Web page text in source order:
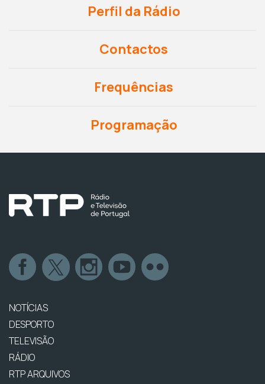
Perfil da Rádio
Contactos
Frequências
Programação
NOTÍCIAS
DESPORTO
TELEVISÃO
RÁDIO
RTP ARQUIVOS